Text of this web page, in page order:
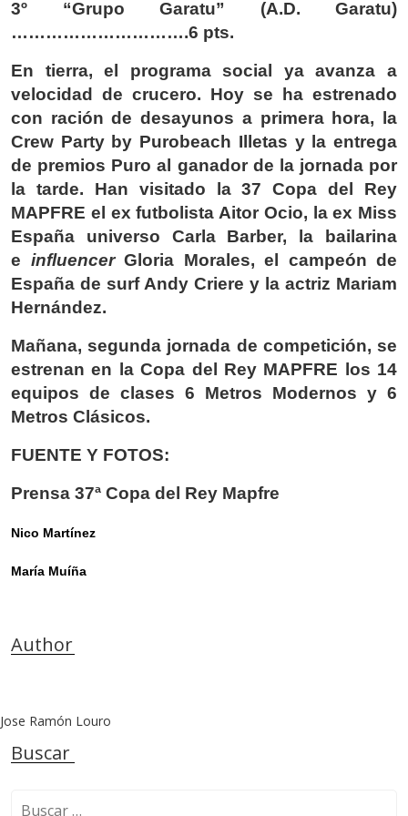
3º “Grupo Garatu” (A.D. Garatu)
………………………….6 pts.
En tierra, el programa social ya avanza a
velocidad de crucero. Hoy se ha estrenado
con ración de desayunos a primera hora, la
Crew Party by Purobeach Illetas y la entrega
de premios Puro al ganador de la jornada por
la tarde. Han visitado la 37 Copa del Rey
MAPFRE el ex futbolista Aitor Ocio, la ex Miss
España universo Carla Barber, la bailarina
e influencerGloria Morales, el campeón de
España de surf Andy Criere y la actriz Mariam
Hernández.
Mañana, segunda jornada de competición, se
estrenan en la Copa del Rey MAPFRE los 14
equipos de clases 6 Metros Modernos y 6
Metros Clásicos.
FUENTE Y FOTOS:
Prensa 37ª Copa del Rey Mapfre
Nico Martínez
María Muíña
Author
Jose Ramón Louro
Buscar